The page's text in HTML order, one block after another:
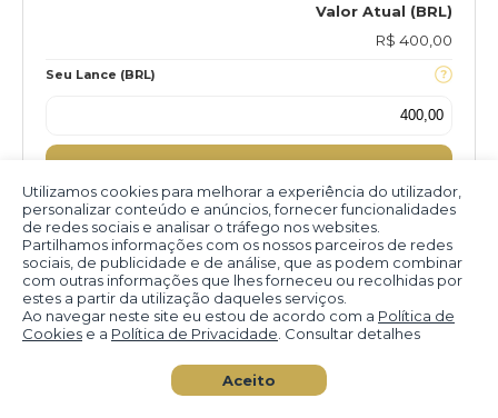
Utilizamos cookies para melhorar a experiência do utilizador,
personalizar conteúdo e anúncios, fornecer funcionalidades
de redes sociais e analisar o tráfego nos websites.
Partilhamos informações com os nossos parceiros de redes
sociais, de publicidade e de análise, que as podem combinar
com outras informações que lhes forneceu ou recolhidas por
estes a partir da utilização daqueles serviços.
Ao navegar neste site eu estou de acordo com a Política de
Cookies e a Política de Privacidade . Consultar detalhes
Aceito
Valor Atual (BRL)
R$ 400,00
Seu Lance (BRL)
Lançar